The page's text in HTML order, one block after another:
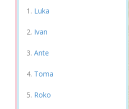
Luka
Ivan
Ante
Toma
Roko